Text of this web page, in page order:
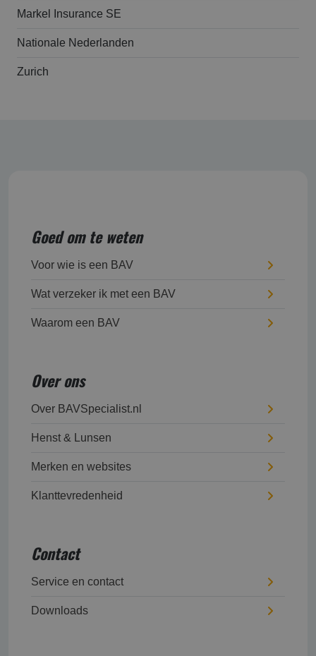
Markel Insurance SE
Nationale Nederlanden
Zurich
Goed om te weten
Voor wie is een BAV
Wat verzeker ik met een BAV
Waarom een BAV
Over ons
Over BAVSpecialist.nl
Henst & Lunsen
Merken en websites
Klanttevredenheid
Contact
Service en contact
Downloads